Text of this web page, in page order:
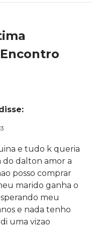
e tudo k queria
dalton amor a
posso comprar
marido ganha o
meu
e nada tenho
uma vizao